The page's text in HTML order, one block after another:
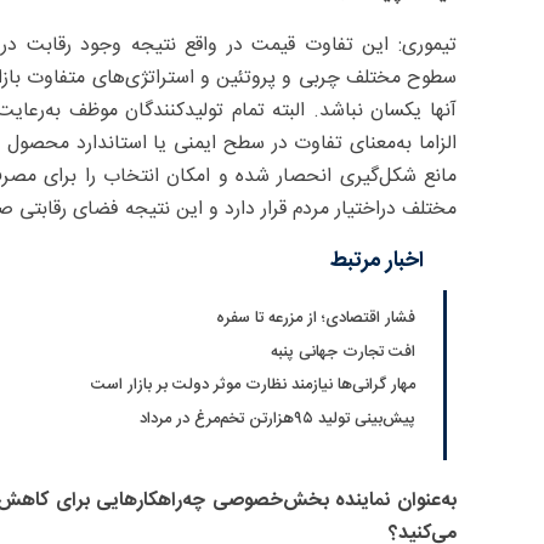
تیموری: این تفاوت قیمت در واقع نتیجه وجود رقابت
سطوح مختلف چربی و پروتئین و استراتژی‌های متفاوت
آنها یکسان نباشد. البته تمام تولیدکنندگان موظف
الزاما به‌معنای تفاوت در سطح ایمنی یا استاندارد
مانع شکل‌گیری انحصار شده و امکان انتخاب را برای
مختلف دراختیار مردم قرار دارد و این نتیجه فضای
اخبار مرتبط
فشار اقتصادی؛ از مزرعه تا سفره
افت تجارت جهانی پنبه
مهار گرانی‌ها نیازمند نظارت موثر دولت بر بازار است
پیش‌بینی تولید ۹۵‌هزارتن تخم‌مرغ در مرداد
به‌عنوان نماینده بخش‌خصوصی چه‌راهکارهایی برای
می‌کنید؟